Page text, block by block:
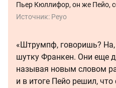
Пьер Кюллифор, он же Пейо,
Источник: Peyo
«Штрумпф, говоришь?
шутку Франкен. Они еще
называя новым словом
и в итоге Пейо решил,